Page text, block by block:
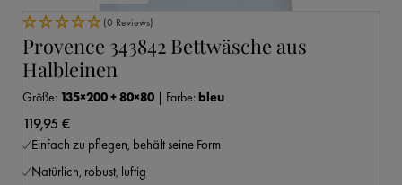
(0 Reviews)
Provence 343842 Bettwäsche aus
Halbleinen
Größe: 135×200 + 80×80 | Farbe: bleu
119,95 €
Einfach zu pflegen, behält seine Form
Natürlich, robust, luftig